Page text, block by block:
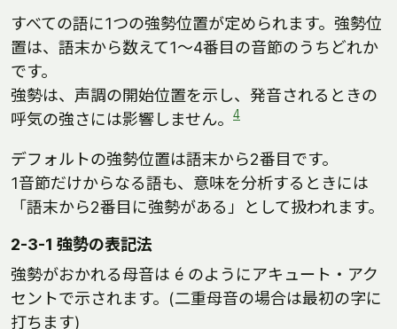
すべての語に1つの強勢位置が定められます。強勢位
置は、語末から数えて1～4番目の音節のうちどれか
です。
強勢は、声調の開始位置を示し、発音されるときの
呼気の強さには影響しません。
4
デフォルトの強勢位置は語末から2番目です。
1音節だけからなる語も、意味を分析するときには
「語末から2番目に強勢がある」として扱われます。
2-3-1 強勢の表記法
強勢がおかれる母音は é のようにアキュート・アク
セントで示されます。(二重母音の場合は最初の字に
打ちます)